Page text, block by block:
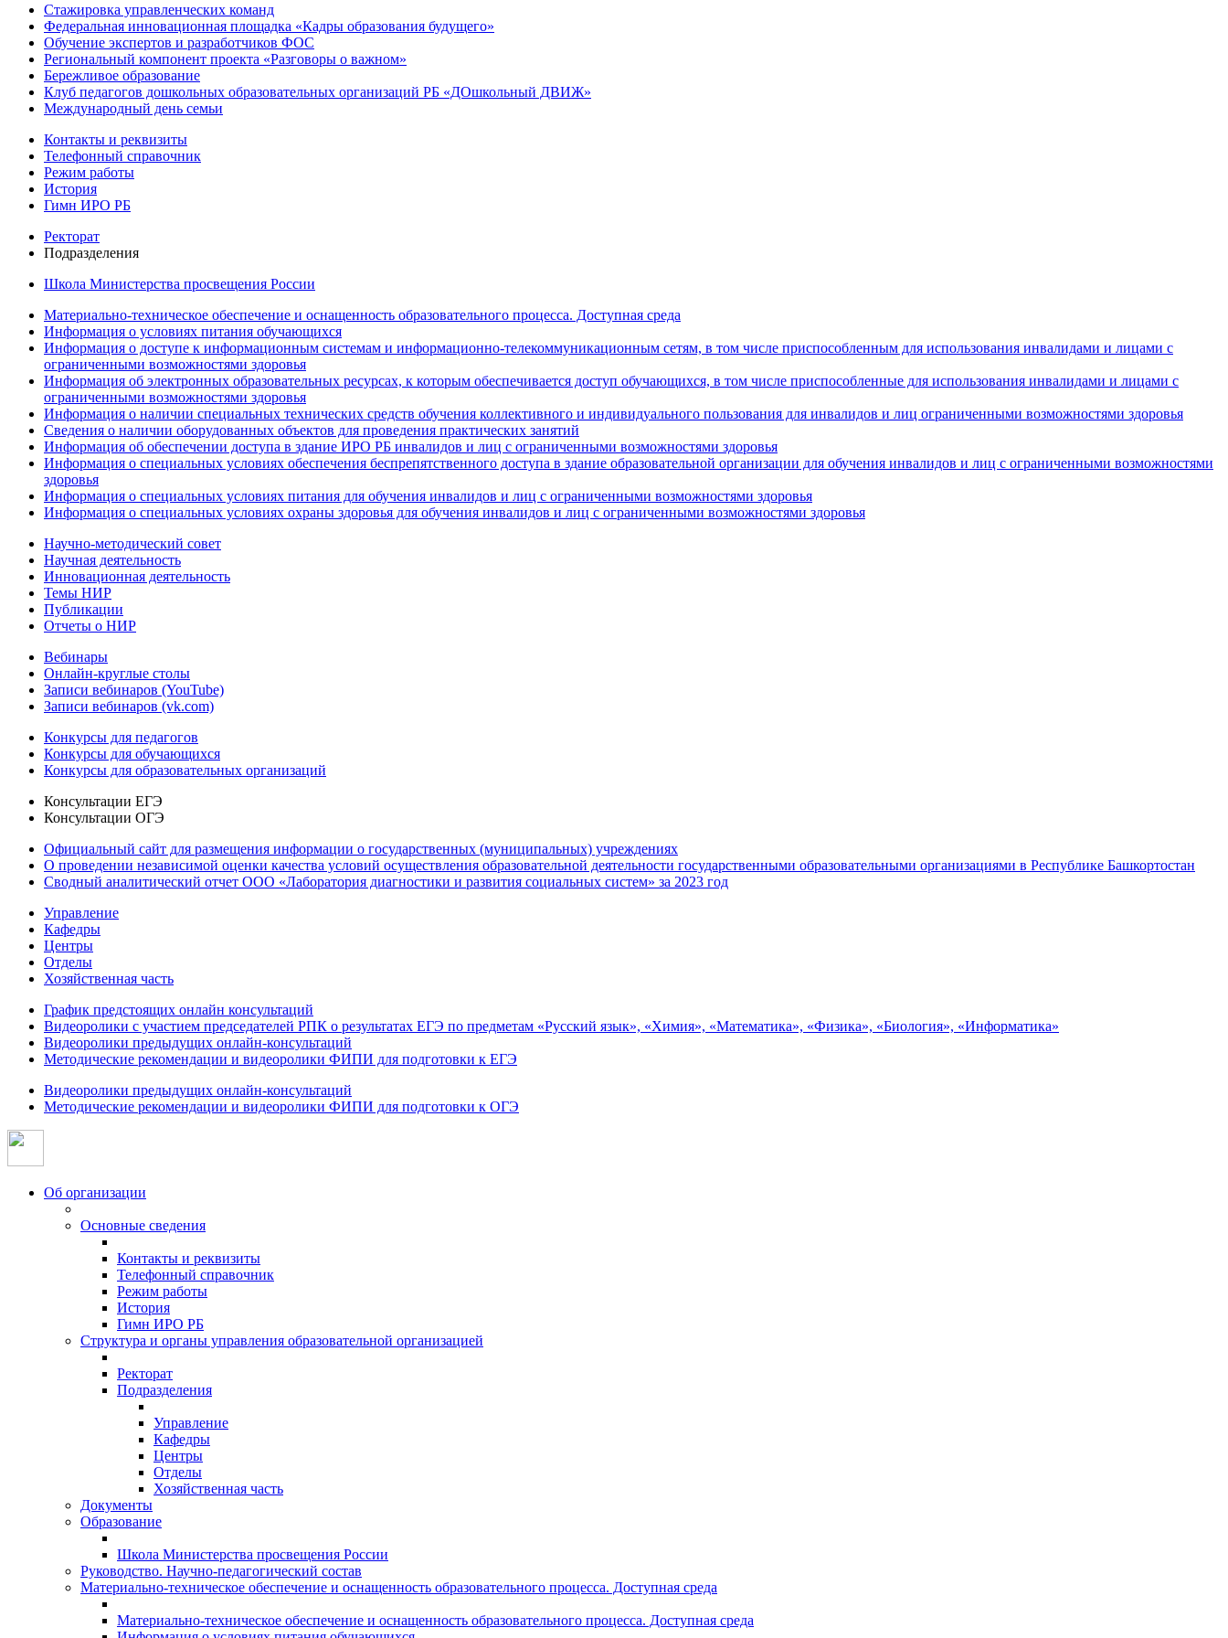
Стажировка управленческих команд
Федеральная инновационная площадка «Кадры образования будущего»
Обучение экспертов и разработчиков ФОС
Региональный компонент проекта «Разговоры о важном»
Бережливое образование
Клуб педагогов дошкольных образовательных организаций РБ «ДОшкольный ДВИЖ»
Международный день семьи
Контакты и реквизиты
Телефонный справочник
Режим работы
История
Гимн ИРО РБ
Ректорат
Подразделения
Школа Министерства просвещения России
Материально-техническое обеспечение и оснащенность образовательного процесса. Доступная среда
Информация о условиях питания обучающихся
Информация о доступе к информационным системам и информационно-телекоммуникационным сетям, в том числе приспособленным для использования инвалидами и лицами с
ограниченными возможностями здоровья
Информация об электронных образовательных ресурсах, к которым обеспечивается доступ обучающихся, в том числе приспособленные для использования инвалидами и лицами с
ограниченными возможностями здоровья
Информация о наличии специальных технических средств обучения коллективного и индивидуального пользования для инвалидов и лиц ограниченными возможностями здоровья
Сведения о наличии оборудованных объектов для проведения практических занятий
Информация об обеспечении доступа в здание ИРО РБ инвалидов и лиц с ограниченными возможностями здоровья
Информация о специальных условиях обеспечения беспрепятственного доступа в здание образовательной организации для обучения инвалидов и лиц с ограниченными возможностями
здоровья
Информация о специальных условиях питания для обучения инвалидов и лиц с ограниченными возможностями здоровья
Информация о специальных условиях охраны здоровья для обучения инвалидов и лиц с ограниченными возможностями здоровья
Научно-методический совет
Научная деятельность
Инновационная деятельность
Темы НИР
Публикации
Отчеты о НИР
Вебинары
Онлайн-круглые столы
Записи вебинаров (YouTube)
Записи вебинаров (vk.com)
Конкурсы для педагогов
Конкурсы для обучающихся
Конкурсы для образовательных организаций
Консультации ЕГЭ
Консультации ОГЭ
Официальный сайт для размещения информации о государственных (муниципальных) учреждениях
О проведении независимой оценки качества условий осуществления образовательной деятельности государственными образовательными организациями в Республике Башкортостан
Сводный аналитический отчет ООО «Лаборатория диагностики и развития социальных систем» за 2023 год
Управление
Кафедры
Центры
Отделы
Хозяйственная часть
График предстоящих онлайн консультаций
Видеоролики с участием председателей РПК о результатах ЕГЭ по предметам «Русский язык», «Химия», «Математика», «Физика», «Биология», «Информатика»
Видеоролики предыдущих онлайн-консультаций
Методические рекомендации и видеоролики ФИПИ для подготовки к ЕГЭ
Видеоролики предыдущих онлайн-консультаций
Методические рекомендации и видеоролики ФИПИ для подготовки к ОГЭ
Об организации
Основные сведения
Контакты и реквизиты
Телефонный справочник
Режим работы
История
Гимн ИРО РБ
Структура и органы управления образовательной организацией
Ректорат
Подразделения
Управление
Кафедры
Центры
Отделы
Хозяйственная часть
Документы
Образование
Школа Министерства просвещения России
Руководство. Научно-педагогический состав
Материально-техническое обеспечение и оснащенность образовательного процесса. Доступная среда
Материально-техническое обеспечение и оснащенность образовательного процесса. Доступная среда